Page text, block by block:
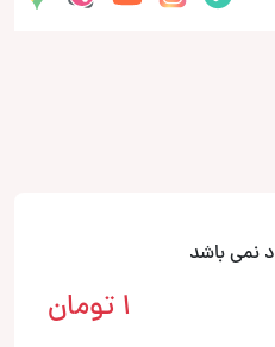
نمی باشد
1 تومان